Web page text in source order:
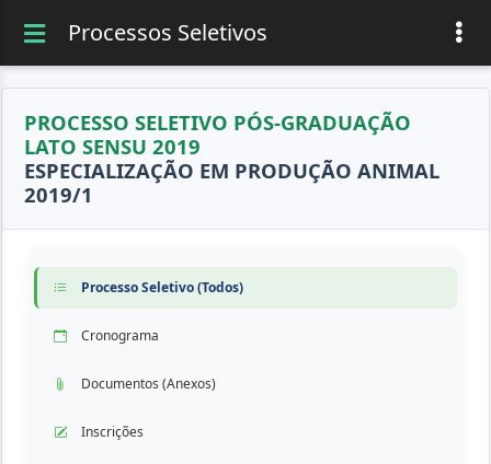
Processos Seletivos
PROCESSO SELETIVO PÓS-GRADUAÇÃO
LATO SENSU 2019
ESPECIALIZAÇÃO EM PRODUÇÃO ANIMAL
2019/1
Processo Seletivo (Todos)
Cronograma
Documentos (Anexos)
Inscrições